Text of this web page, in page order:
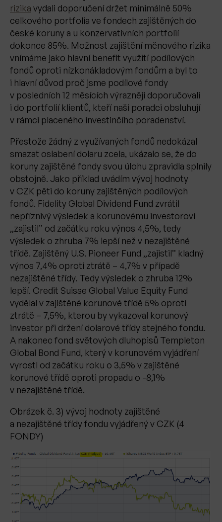
rizika vydali doporučení držet minimálně 50%
celkového portfolia ve fondech zajištěných do
české koruny a u konzervativních portfolií
dokonce 85%. Možnost zajištění měnového rizika
vnímáme jako hlavní benefit využití podílových
fondů oproti nízkonákladovým fondům a byl to
i hlavní důvod proč jsme podílové fondy
v posledních 12 měsících výrazněji doporučovali
i do portfolií klientů, kteří naši poradci obsluhují
v rámci placeného investinčího poradenství.
Přestože žádný z využívaných fondů nedokázal
smazat oslabení dolaru zcela, ukázalo se, že do
koruny zajištěné fondy svou úlohu zpravidla splnily
obstojně. Jako příklad uvádím vývoj hodnoty
v CZK pěti do koruny zajištěných podílových
fondů. Fidelity Global Dividend Fund zvrátil
nepříznivý výsledek a korunovému investorovi
„zajistil” od začátku roku výnos 4,5%, tedy
výsledek o zhruba 7% lepší než v nezajištěné
třídě. Zajištěný U.S. Pioneer Fund „zajistil” kladný
výnos 7,4% oproti ztrátě – 4,7% v případě
nezajištěné třídy. Tedy výsledek o zhruba 12%
lepší. Credit Suisse Global Value Equity Fund
vydělal v zajištěné korunové třídě 5% oproti
ztrátě – 7,5%, kterou by vykazoval korunový
investor při držení dolarové třídy stejného fondu.
A nakonec fond světových dluhopisů Templeton
Global Bond Fund, který v korunovém vyjádření
vyrostl od začátku roku o 3,5% v zajištěné
korunové třídě oproti propadu o -8,1%
v nezajištěné třídě.
Obrázek č. 3) vývoj hodnoty zajištěné
a nezajištěné třídy fondu vyjádřený v CZK (4
FONDY)